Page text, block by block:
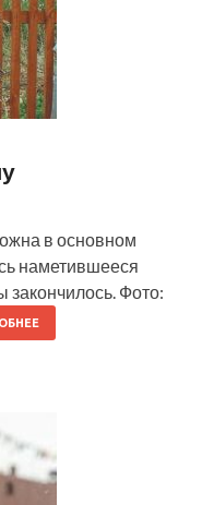
в основном
наметившееся
Фото: